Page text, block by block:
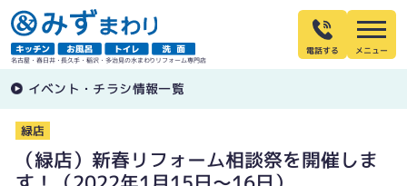
名古屋・春日井・長久手・稲沢・多治見の水まわりリフォーム専門店
電話する
イベント・チラシ情報一覧
緑店
（緑店）新春リフォーム相談祭を開催しま